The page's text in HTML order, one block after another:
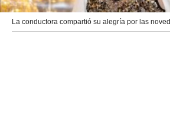
La conductora compartió su alegría por las